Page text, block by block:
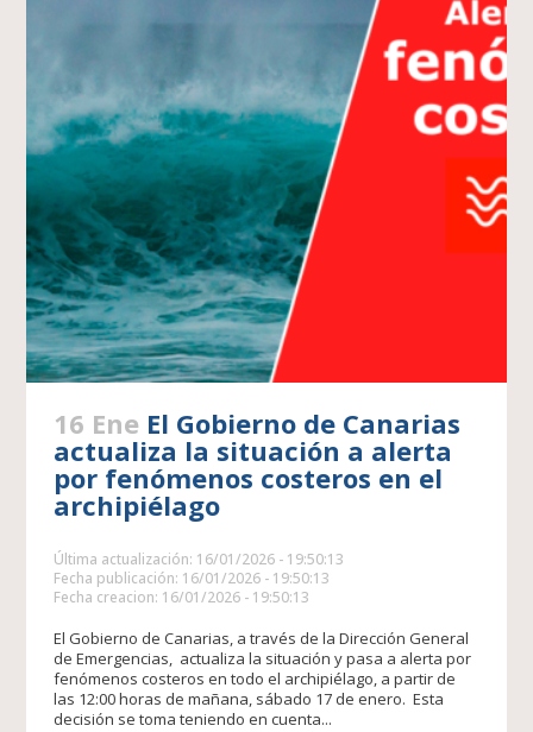
16 Ene El Gobierno de Canarias
actualiza la situación a alerta
por fenómenos costeros en el
archipiélago
Última actualización: 16/01/2026 - 19:50:13
Fecha publicación: 16/01/2026 - 19:50:13
Fecha creacion: 16/01/2026 - 19:50:13
El Gobierno de Canarias, a través de la Dirección General
de Emergencias, actualiza la situación y pasa a alerta por
fenómenos costeros en todo el archipiélago, a partir de
las 12:00 horas de mañana, sábado 17 de enero. Esta
decisión se toma teniendo en cuenta...